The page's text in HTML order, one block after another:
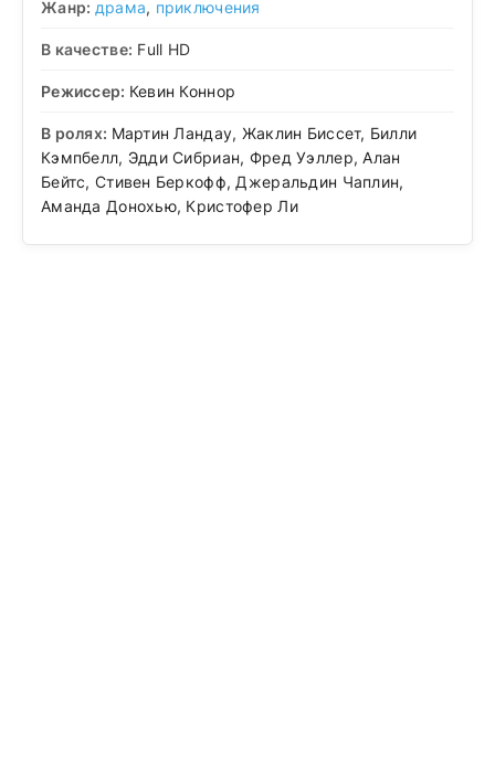
Жанр: драма, приключения
В качестве: Full HD
Режиссер: Кевин Коннор
В ролях: Мартин Ландау, Жаклин Биссет, Билли
Кэмпбелл, Эдди Сибриан, Фред Уэллер, Алан
Бейтс, Стивен Беркофф, Джеральдин Чаплин,
Аманда Донохью, Кристофер Ли